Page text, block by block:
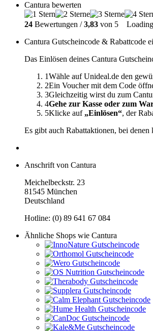
Cantura bewerten
24 Bewertungen /3,83 von 5
Cantura Gutscheincode & Rabattcode
Das Einlösen deines Cantura
1Wähle auf Unideal.de den
2Ein Voucher mit dem Code
3Gleichzeitig wirst du zum
4Gehe zur Kasse oder zum
5Klicke auf „Einlösen“, der
Es gibt auch Rabattaktionen, bei
Anschrift von Cantura
Meichelbeckstr. 23
81545 München
Deutschland
Hotline: (0) 89 641 67 084
Ähnliche Shops wie Cantura